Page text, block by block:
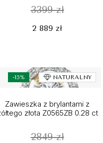
3399 zł
2 889 zł
-15% NATURALNY
Zawieszka z brylantami z
złota Z0565ZB 0.28 ct
2849 zł